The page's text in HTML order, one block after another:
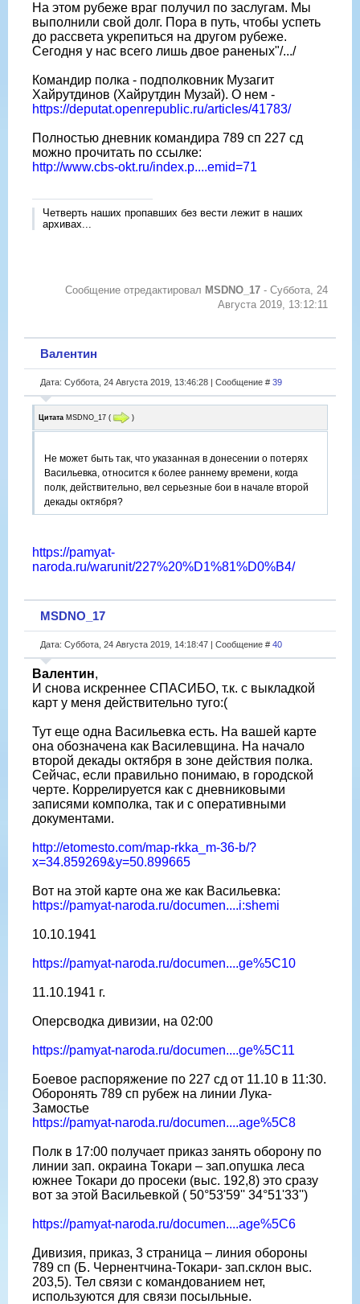
На этом рубеже враг получил по заслугам. Мы
выполнили свой долг. Пора в путь, чтобы успеть
до рассвета укрепиться на другом рубеже.
Сегодня у нас всего лишь двое раненых"/.../
Командир полка - подполковник Музагит
Хайрутдинов (Хайрутдин Музай). О нем -
https://deputat.openrepublic.ru/articles/41783/
Полностью дневник командира 789 сп 227 сд
можно прочитать по ссылке:
http://www.cbs-okt.ru/index.p....emid=71
Четверть наших пропавших без вести лежит в наших
архивах...
Сообщение отредактировал MSDNO_17 - Суббота, 24
Августа 2019, 13:12:11
Валентин
Дата: Суббота, 24 Августа 2019, 13:46:28 | Сообщение # 39
Цитата MSDNO_17 ( )
Не может быть так, что указанная в донесении о потерях
Васильевка, относится к более раннему времени, когда
полк, действительно, вел серьезные бои в начале второй
декады октября?
https://pamyat-
naroda.ru/warunit/227%20%D1%81%D0%B4/
MSDNO_17
Дата: Суббота, 24 Августа 2019, 14:18:47 | Сообщение # 40
Валентин,
И снова искреннее СПАСИБО, т.к. с выкладкой
карт у меня действительно туго:(
Тут еще одна Васильевка есть. На вашей карте
она обозначена как Василевщина. На начало
второй декады октября в зоне действия полка.
Сейчас, если правильно понимаю, в городской
черте. Коррелируется как с дневниковыми
записями комполка, так и с оперативными
документами.
http://etomesto.com/map-rkka_m-36-b/?
x=34.859269&y=50.899665
Вот на этой карте она же как Васильевка:
https://pamyat-naroda.ru/documen....i:shemi
10.10.1941
https://pamyat-naroda.ru/documen....ge%5C10
11.10.1941 г.
Оперсводка дивизии, на 02:00
https://pamyat-naroda.ru/documen....ge%5C11
Боевое распоряжение по 227 сд от 11.10 в 11:30.
Оборонять 789 сп рубеж на линии Лука-
Замостье
https://pamyat-naroda.ru/documen....age%5C8
Полк в 17:00 получает приказ занять оборону по
линии зап. окраина Токари – зап.опушка леса
южнее Токари до просеки (выс. 192,8) это сразу
вот за этой Васильевкой ( 50°53'59'' 34°51'33'')
https://pamyat-naroda.ru/documen....age%5C6
Дивизия, приказ, 3 страница – линия обороны
789 сп (Б. Чернентчина-Токари- зап.склон выс.
203,5). Тел связи с командованием нет,
используются для связи посыльные.